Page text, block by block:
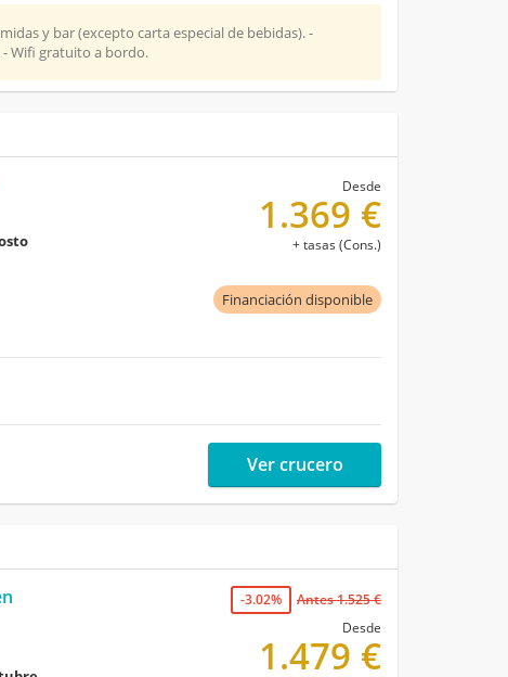
y bar (excepto carta especial de bebidas). -
- Wifi gratuito a bordo.
Financiación disponible
Desde
1.369 €
+ tasas (Cons.)
Ver crucero
-3.02%
Antes 1.525 €
Desde
1.479 €